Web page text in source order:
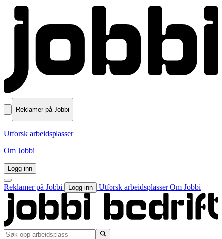
Reklamer på Jobbi
Utforsk arbeidsplasser
Om Jobbi
Logg inn
Reklamer på Jobbi Logg inn Utforsk arbeidsplasserOm Jobbi